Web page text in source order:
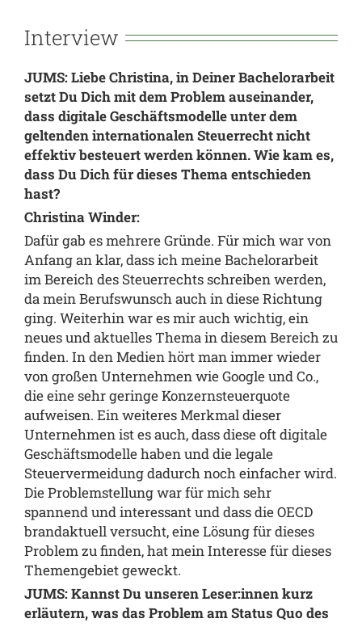
Interview
JUMS: Liebe Christina,in Deiner Bachelorarbeit
setzt Du Dich mit dem Problem auseinander,
dass digitale Geschäftsmodelle unter dem
geltenden internationalen Steuerrecht nicht
effektiv besteuert werden können. Wie kam es,
dass Du Dich für dieses Thema entschieden
hast?
Christina Winder:
Dafür gab es mehrere Gründe. Für mich war von
Anfang an klar, dass ich meine Bachelorarbeit
im Bereich des Steuerrechts schreiben werden,
da mein Berufswunsch auch in diese Richtung
ging. Weiterhin war es mir auch wichtig, ein
neues und aktuelles Thema in diesem Bereich zu
finden. In den Medien hört man immer wieder
von großen Unternehmen wie Google und Co.,
die eine sehr geringe Konzernsteuerquote
aufweisen. Ein weiteres Merkmal dieser
Unternehmen ist es auch, dass diese oft digitale
Geschäftsmodelle haben und die legale
Steuervermeidung dadurch noch einfacher wird.
Die Problemstellung war für mich sehr
spannend und interessant und dass die OECD
brandaktuell versucht, eine Lösung für dieses
Problem zu finden, hat mein Interesse für dieses
Themengebiet geweckt.
JUMS: Kannst Du unseren Leser:innen kurz
erläutern, was das Problem am Status Quo des